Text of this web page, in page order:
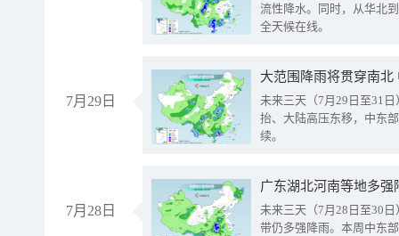
流性降水。同时，从华北
全天候在线。
7月29日
大范围降雨将贯穿南
未来三天（7月29日至31
抬、大陆高压东移，中东
续。
7月28日
广东湖北河南等地多
未来三天（7月28日至30
带仍多强降雨。本周中东